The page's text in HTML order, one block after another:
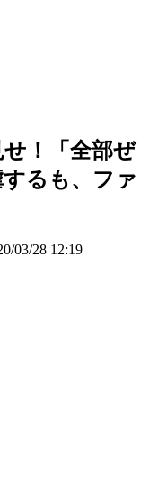
！「全部ぜ
るも、ファ
03/28 12:19